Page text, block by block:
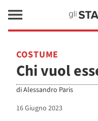
COSTUME
Chi vuol
diAlessandro Paris
16 Giugno 2023